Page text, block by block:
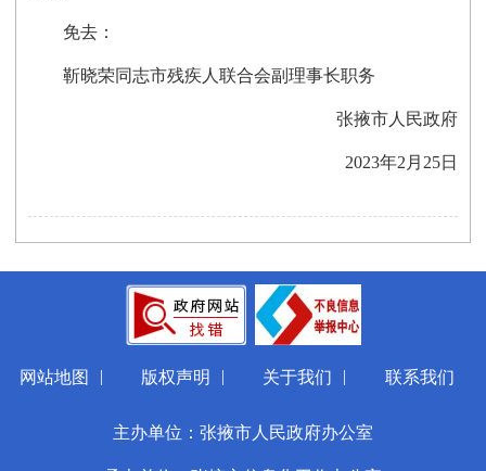
免去：
靳晓荣同志市残疾人联合会副理事长职务
张掖市人民政府
2023年2月25日
网站地图 | 版权声明 | 关于我们 | 联系我们
主办单位：张掖市人民政府办公室